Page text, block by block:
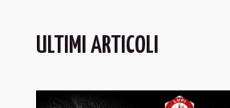
ULTIMI ARTICOLI